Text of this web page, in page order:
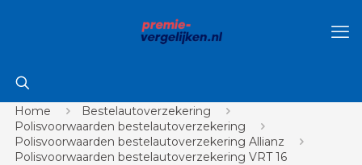
Home
Bestelautoverzekering
Polisvoorwaarden bestelautoverzekering
Polisvoorwaarden bestelautoverzekering Allianz
Polisvoorwaarden bestelautoverzekering VRT 16